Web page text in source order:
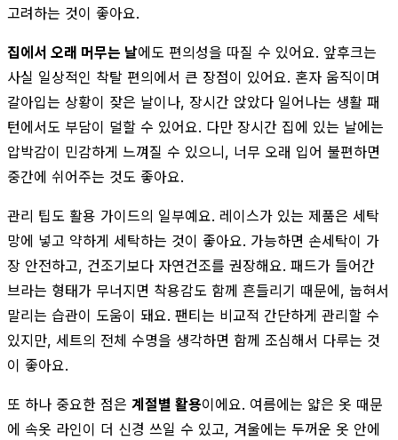
고려하는 것이 좋아요.
집에서 오래 머무는 날에도 편의성을 따질 수 있어요. 앞후크는
사실 일상적인 착탈 편의에서 큰 장점이 있어요. 혼자 움직이며
갈아입는 상황이 잦은 날이나, 장시간 앉았다 일어나는 생활 패
턴에서도 부담이 덜할 수 있어요. 다만 장시간 집에 있는 날에는
압박감이 민감하게 느껴질 수 있으니, 너무 오래 입어 불편하면
중간에 쉬어주는 것도 좋아요.
관리 팁도 활용 가이드의 일부예요. 레이스가 있는 제품은 세탁
망에 넣고 약하게 세탁하는 것이 좋아요. 가능하면 손세탁이 가
장 안전하고, 건조기보다 자연건조를 권장해요. 패드가 들어간
브라는 형태가 무너지면 착용감도 함께 흔들리기 때문에, 눕혀서
말리는 습관이 도움이 돼요. 팬티는 비교적 간단하게 관리할 수
있지만, 세트의 전체 수명을 생각하면 함께 조심해서 다루는 것
이 좋아요.
또 하나 중요한 점은 계절별 활용이에요. 여름에는 얇은 옷 때문
에 속옷 라인이 더 신경 쓰일 수 있고, 겨울에는 두꺼운 옷 안에